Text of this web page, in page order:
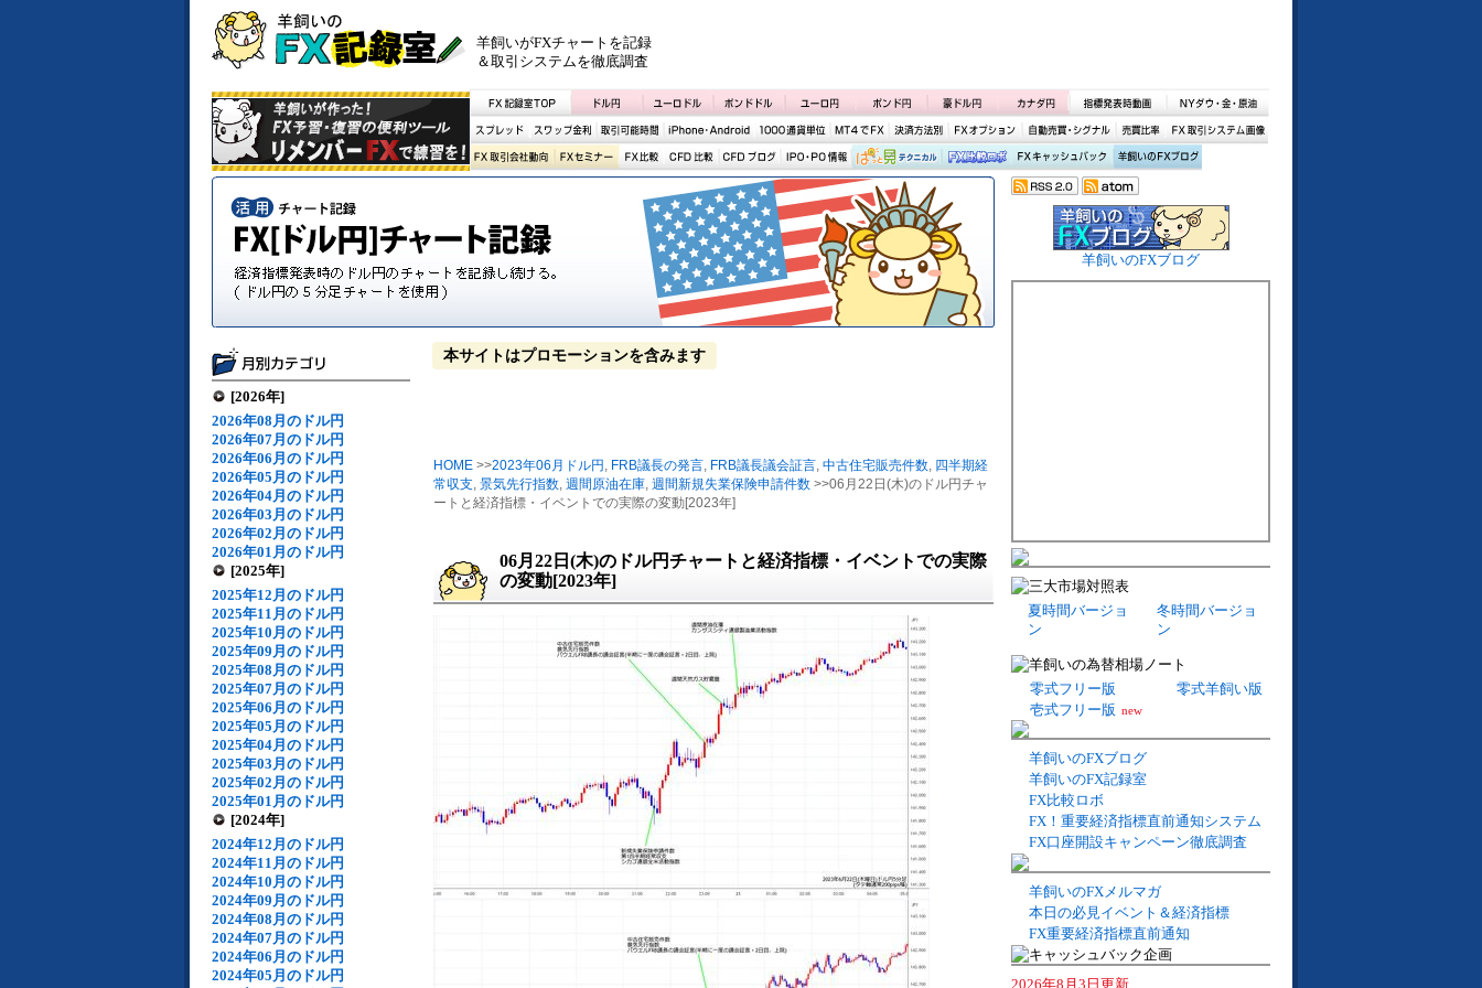
羊飼いがFXチャートを記録
＆取引システムを徹底調査
[2026年]
2026年08月のドル円
2026年07月のドル円
2026年06月のドル円
2026年05月のドル円
2026年04月のドル円
2026年03月のドル円
2026年02月のドル円
2026年01月のドル円
[2025年]
2025年12月のドル円
2025年11月のドル円
2025年10月のドル円
2025年09月のドル円
2025年08月のドル円
2025年07月のドル円
2025年06月のドル円
2025年05月のドル円
2025年04月のドル円
2025年03月のドル円
2025年02月のドル円
2025年01月のドル円
[2024年]
2024年12月のドル円
2024年11月のドル円
2024年10月のドル円
2024年09月のドル円
2024年08月のドル円
2024年07月のドル円
2024年06月のドル円
2024年05月のドル円
本サイトはプロモーションを含みます
HOME >>2023年06月ドル円 , FRB議長の発言, FRB議長議会証言, 中古住宅販売件数, 四半期経
常収支, 景気先行指数, 週間原油在庫, 週間新規失業保険申請件数 >>06月22日(木)のドル円チャ
ートと経済指標・イベントでの実際の変動[2023年]
06月22日(木)のドル円チャートと経済指標・イベントでの実際
の変動[2023年]
羊飼いのFXブログ
夏時間バージョ
ン
冬時間バージョ
ン
零式フリー版
零式羊飼い版
壱式フリー版 new
羊飼いのFXブログ
羊飼いのFX記録室
FX比較ロボ
FX！重要経済指標直前通知システム
FX口座開設キャンペーン徹底調査
羊飼いのFXメルマガ
本日の必見イベント＆経済指標
FX重要経済指標直前通知
2026年8月3日更新